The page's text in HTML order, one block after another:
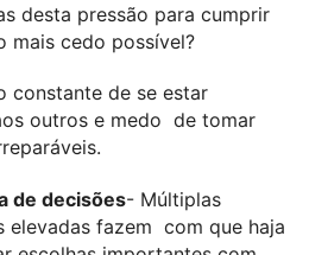
desta pressão para cumprir
mais cedo possível?
constante de se estar
outros e medo de tomar
de decisões- Múltiplas
elevadas fazem com que haja